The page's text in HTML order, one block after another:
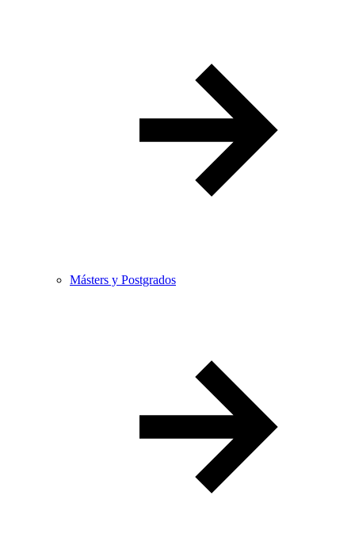
Másters y Postgrados